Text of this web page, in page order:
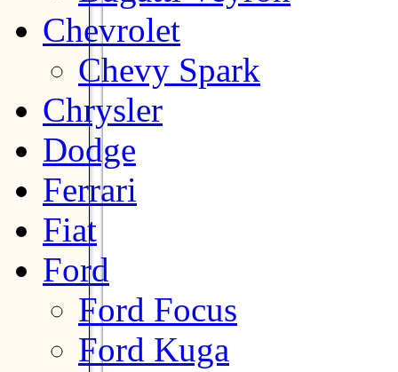
Chevrolet
Chevy Spark
Chrysler
Dodge
Ferrari
Fiat
Ford
Ford Focus
Ford Kuga